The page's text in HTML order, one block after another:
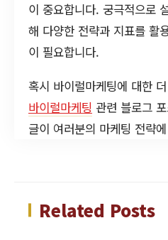
이 중요합니다. 궁극적으로
해 다양한 전략과 지표를 활
이 필요합니다.
혹시 바이럴마케팅에 대한
바이럴마케팅 관련 블로그
글이 여러분의 마케팅 전략
Related Posts